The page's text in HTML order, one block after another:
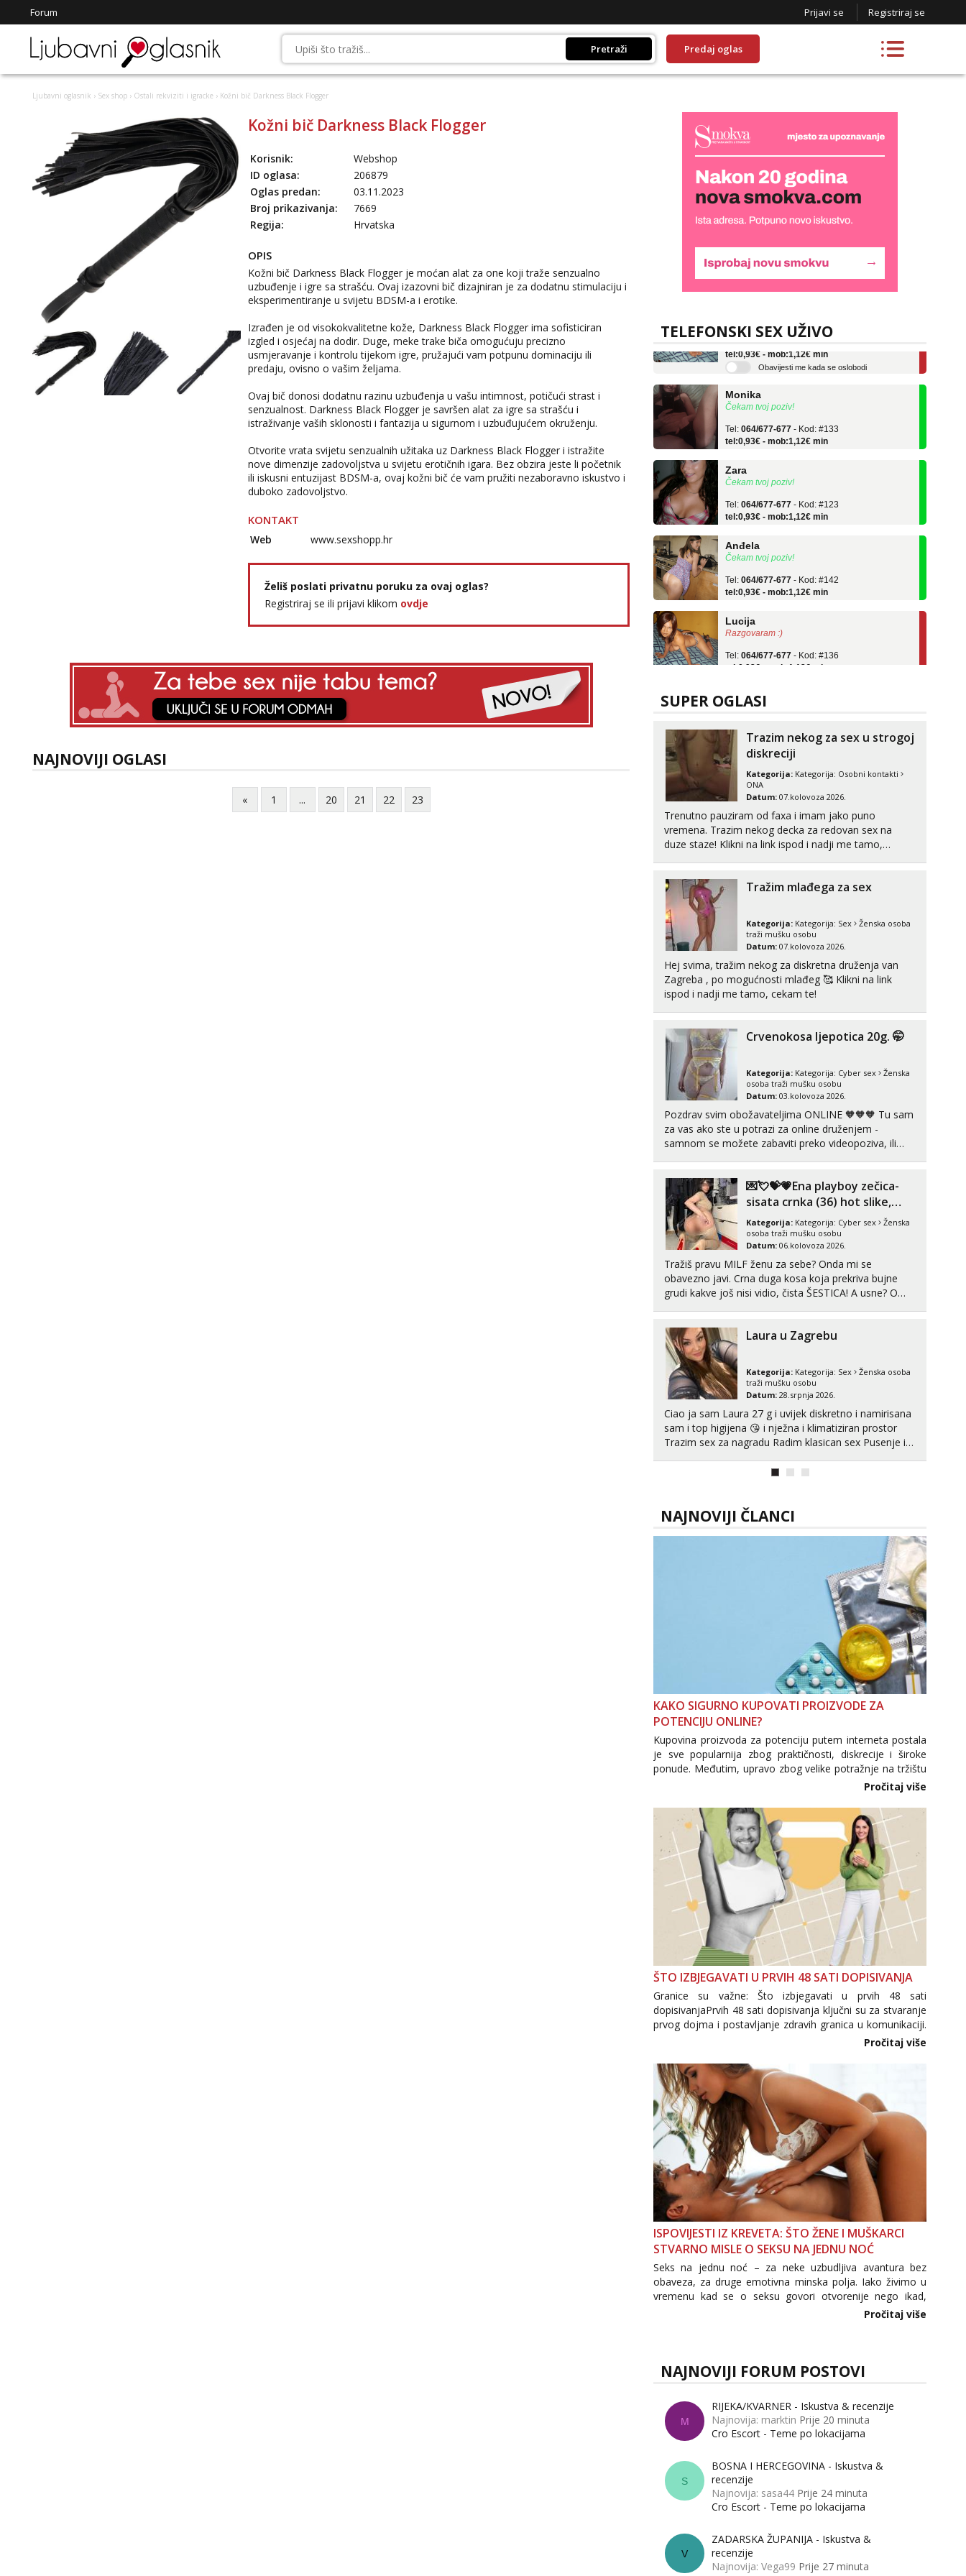
Forum Prijavi se Registriraj se
Pretraži Predaj oglas
Ljubavni oglasnik › Sex shop › Ostali rekviziti i igracke › Kožni bič Darkness Black Flogger
Kožni bič Darkness Black Flogger
Korisnik:
Webshop
ID oglasa:
206879
Oglas predan:
03.11.2023
Broj prikazivanja:
7669
Regija:
Hrvatska
OPIS
Kožni bič Darkness Black Flogger je moćan alat za one koji traže senzualno
uzbuđenje i igre sa strašću. Ovaj izazovni bič dizajniran je za dodatnu stimulaciju i
eksperimentiranje u svijetu BDSM-a i erotike.
Izrađen je od visokokvalitetne kože, Darkness Black Flogger ima sofisticiran
izgled i osjećaj na dodir. Duge, meke trake biča omogućuju precizno
usmjeravanje i kontrolu tijekom igre, pružajući vam potpunu dominaciju ili
predaju, ovisno o vašim željama.
Ovaj bič donosi dodatnu razinu uzbuđenja u vašu intimnost, potičući strast i
senzualnost. Darkness Black Flogger je savršen alat za igre sa strašću i
istraživanje vaših sklonosti i fantazija u sigurnom i uzbuđujućem okruženju.
Otvorite vrata svijetu senzualnih užitaka uz Darkness Black Flogger i istražite
nove dimenzije zadovoljstva u svijetu erotičnih igara. Bez obzira jeste li početnik
ili iskusni entuzijast BDSM-a, ovaj kožni bič će vam pružiti nezaboravno iskustvo i
duboko zadovoljstvo.
KONTAKT
Web www.sexshopp.hr
Želiš poslati privatnu poruku za ovaj oglas?
Registriraj se ili prijavi klikom ovdje
NAJNOVIJI OGLASI
« 1 ... 20 21 22 23
TELEFONSKI SEX UŽIVO
Lucija
Tel:064/677-677 - Kod: #136
Obavijesti me kada se oslobodi
Čekam tvoj poziv!
tel:0,93€ - mob:1,12€ min
Čekam tvoj poziv!
tel:0,93€ - mob:1,12€ min
Čekam tvoj poziv!
tel:0,93€ - mob:1,12€ min
Razgovaram :)
tel:0,93€ - mob:1,12€ min
Obavijesti me kada se oslobodi
Monika
Čekam tvoj poziv!
Tel:
tel:0,93€ - mob:1,12€ min
Zara
Čekam tvoj poziv!
tel:0,93€ - mob:1,12€ min
Anđela
Tel: 064/677-677
- Kod: #142
tel:0,93€ - mob:1,12€ min
SUPER OGLASI
Trazim nekog za sex u strogoj
diskreciji
Kategorija: Kategorija: Osobni kontakti
ONA
Datum: 07.kolovoza 2026.
Trenutno pauziram od faxa i imam jako puno
vremena. Trazim nekog decka za redovan sex na
duze staze! Klikni na link ispod i nadji me tamo,
Tražim mlađega za sex
Kategorija: Kategorija: Sex
Ženska osoba
traži mušku osobu
Datum: 07.kolovoza 2026.
Hej svima, tražim nekog za diskretna druženja van
Zagreba , po mogućnosti mlađeg 🥰 Klikni na link
ispod i nadji me tamo, cekam te!
Crvenokosa ljepotica 20g. 🤭
Kategorija: Kategorija: Cyber sex
Ženska
osoba traži mušku osobu
Datum: 03.kolovoza 2026.
Pozdrav svim obožavateljima ONLINE 🧡🧡🧡 Tu sam
za vas ako ste u potrazi za online druženjem -
samnom se možete zabaviti preko videopoziva, ili
tipkanja uz slike i hot line pozive. Za vas sam
pripremila ...
💌💘💝💗Ena playboy zečica-
sisata crnka (36) hot slike,
videa i c2c💗
Kategorija: Kategorija: Cyber sex
Ženska
osoba traži mušku osobu
Datum: 06.kolovoza 2026.
Tražiš pravu MILF ženu za sebe? Onda mi se
obavezno javi. Crna duga kosa koja prekriva bujne
grudi kakve još nisi vidio, čista ŠESTICA! A usne? O
nisi vidio. Uvijek sam spremna za ONLOINE zabavu...
Laura u Zagrebu
Kategorija: Kategorija: Sex
Ženska osoba
traži mušku osobu
Datum: 28.srpnja 2026.
Ciao ja sam Laura 27 g i uvijek diskretno i namirisana
sam i top higijena 😘 i nježna i klimatiziran prostor
Trazim sex za nagradu Radim klasican sex Pusenje i
NAJNOVIJI ČLANCI
KAKO SIGURNO KUPOVATI PROIZVODE ZA
POTENCIJU ONLINE?
Kupovina proizvoda za potenciju putem interneta postala
je sve popularnija zbog praktičnosti, diskrecije i široke
ponude. Međutim, upravo zbog velike potražnje na tržištu
se pojavljuju i brojni krivotvoreni proizvodi, nepouzdane
internetske trgovine te proizvodi nepoznatog podrijetla. ...
Pročitaj više
ŠTO IZBJEGAVATI U PRVIH 48 SATI DOPISIVANJA
Granice su važne: Što izbjegavati u prvih 48 sati
dopisivanjaPrvih 48 sati dopisivanja ključni su za stvaranje
prvog dojma i postavljanje zdravih granica u komunikaciji.
Važno je izbjeći prebrzo otkrivanje osobnih ili intimnih
informacija, jer nepoznata osoba još nije zaslužila to
povjerenje. Takođe...
Pročitaj više
ISPOVIJESTI IZ KREVETA: ŠTO ŽENE I MUŠKARCI
STVARNO MISLE O SEKSU NA JEDNU NOĆ
Seks na jednu noć – za neke uzbudljiva avantura bez
obaveza, za druge emotivna minska polja. Iako živimo u
vremenu kad se o seksu govori otvorenije nego ikad,
tema „jedne noći strasti“ i dalje izaziva burne rasprave. Što
Pročitaj više
NAJNOVIJI FORUM POSTOVI
M
RIJEKA/KVARNER - Iskustva & recenzije
Najnovija: marktin Prije 20 minuta
Cro Escort - Teme po lokacijama
S
BOSNA I HERCEGOVINA - Iskustva &
recenzije
Najnovija: sasa44 Prije 24 minuta
Cro Escort - Teme po lokacijama
V
ZADARSKA ŽUPANIJA - Iskustva &
recenzije
Najnovija: Vega99 Prije 27 minuta